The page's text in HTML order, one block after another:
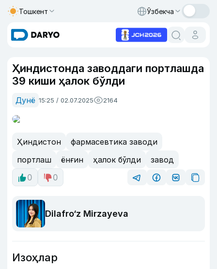
Тошкент Ўзбекча
Ҳиндистонда заводдаги портлашда
39 киши ҳалок бўлди
Дунё 15:25 / 02.07.2025 2164
Ҳиндистон
фармасевтика заводи
портлаш
ёнғин ҳалок бўлди
завод
0
0
Dilafro‘z Mirzayeva
Изоҳлар